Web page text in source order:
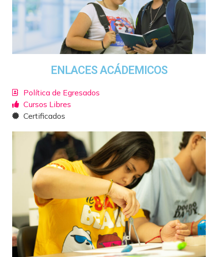
ENLACES ACÁDEMICOS
Política de Egresados
Cursos Libres
Certificados